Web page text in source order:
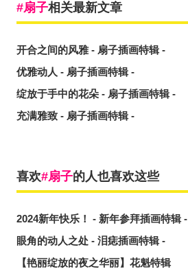
扇子相关最新文章
开合之间的风雅 - 扇子插画特辑 -
优雅动人 - 扇子插画特辑 -
绽放于手中的花朵 - 扇子插画特辑 -
充满雅致 - 扇子插画特辑 -
喜欢 扇子的人也喜欢这些
2024新年快乐！ - 新年参拜插画特辑 -
眼角的动人之处 - 泪痣插画特辑 -
【艳丽绽放的夜之华丽】花魁特辑